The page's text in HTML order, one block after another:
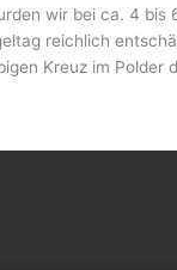
wir bei ca. 4 bis
reichlich
Kreuz im Polder